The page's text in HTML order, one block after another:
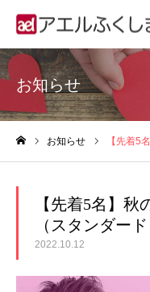
お知らせ
お知らせ 【先着5
【先着5名】
（スタンダード
2022.10.12